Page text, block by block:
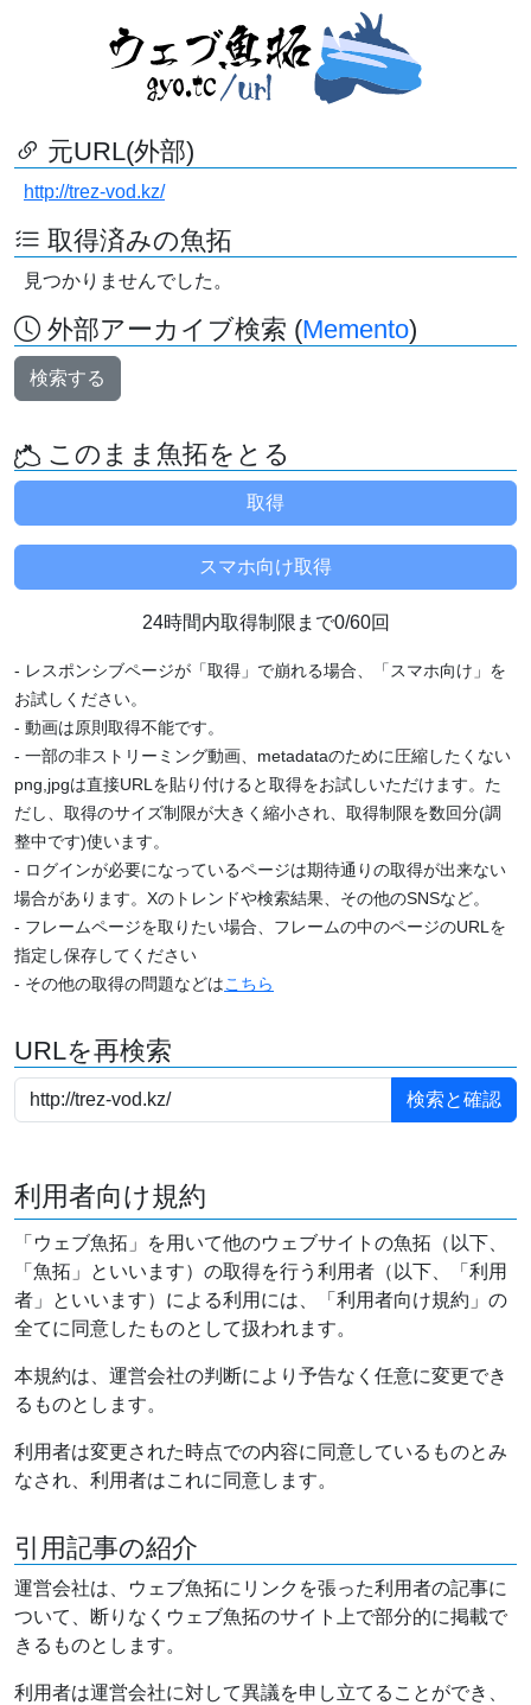
元URL(外部)
http://trez-vod.kz/
取得済みの魚拓
見つかりませんでした。
外部アーカイブ検索 (Memento)
検索する
このまま魚拓をとる
24時間内取得制限まで0/60回
- レスポンシブページが「取得」で崩れる場合、「スマホ向け」を
お試しください。
- 動画は原則取得不能です。
- 一部の非ストリーミング動画、metadataのために圧縮したくない
png,jpgは直接URLを貼り付けると取得をお試しいただけます。た
だし、取得のサイズ制限が大きく縮小され、取得制限を数回分(調
整中です)使います。
- ログインが必要になっているページは期待通りの取得が出来ない
場合があります。Xのトレンドや検索結果、その他のSNSなど。
- フレームページを取りたい場合、フレームの中のページのURLを
指定し保存してください
- その他の取得の問題などはこちら
URLを再検索
利用者向け規約
「ウェブ魚拓」を用いて他のウェブサイトの魚拓（以下、
「魚拓」といいます）の取得を行う利用者（以下、「利用
者」といいます）による利用には、「利用者向け規約」の
全てに同意したものとして扱われます。
本規約は、運営会社の判断により予告なく任意に変更でき
るものとします。
利用者は変更された時点での内容に同意しているものとみ
なされ、利用者はこれに同意します。
引用記事の紹介
運営会社は、ウェブ魚拓にリンクを張った利用者の記事に
ついて、断りなくウェブ魚拓のサイト上で部分的に掲載で
きるものとします。
利用者は運営会社に対して異議を申し立てることができ、